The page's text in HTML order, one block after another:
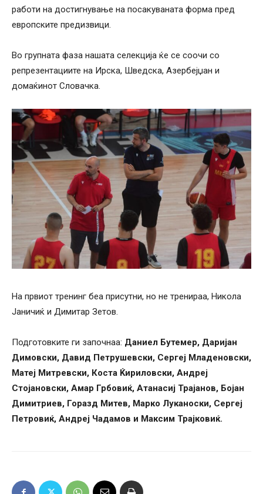
работи на достигнување на посакуваната форма пред
европските предизвици.
Во групната фаза нашата селекција ќе се соочи со
репрезентациите на Ирска, Шведска, Азербејџан и
домаќинот Словачка.
На првиот тренинг беа присутни, но не тренираа, Никола
Јаничиќ и Димитар Зетов.
Подготовките ги започнаа: Даниел Бутемер, Даријан
Димовски, Давид Петрушевски, Сергеј Младеновски,
Матеј Митревски, Коста Ќириловски, Андреј
Стојановски, Амар Грбовиќ, Атанасиј Трајанов, Бојан
Димитриев, Горазд Митев, Марко Луканоски, Сергеј
Петровиќ, Андреј Чадамов и Максим Трајковиќ.